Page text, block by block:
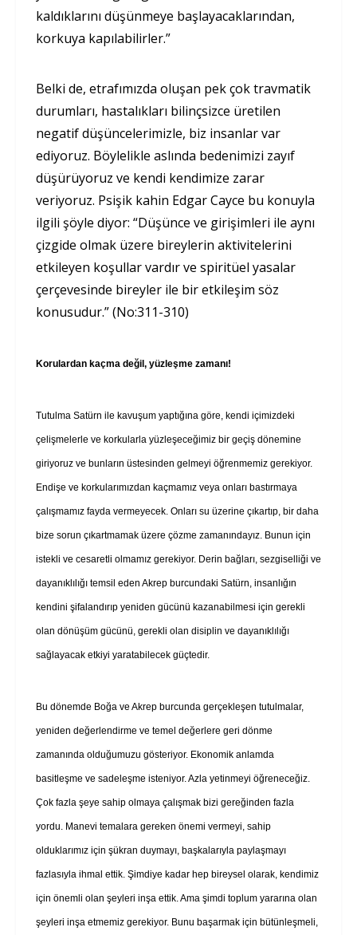
kaldıklarını düşünmeye başlayacaklarından,
korkuya kapılabilirler.”
Belki de, etrafımızda oluşan pek çok travmatik
durumları, hastalıkları bilinçsizce üretilen
negatif düşüncelerimizle, biz insanlar var
ediyoruz. Böylelikle aslında bedenimizi zayıf
düşürüyoruz ve kendi kendimize zarar
veriyoruz. Psişik kahin Edgar Cayce bu konuyla
ilgili şöyle diyor: “Düşünce ve girişimleri ile aynı
çizgide olmak üzere bireylerin aktivitelerini
etkileyen koşullar vardır ve spiritüel yasalar
çerçevesinde bireyler ile bir etkileşim söz
konusudur.” (No:311-310)
Korulardan kaçma değil, yüzleşme zamanı!
Tutulma Satürn ile kavuşum yaptığına göre, kendi içimizdeki
çelişmelerle ve korkularla yüzleşeceğimiz bir geçiş dönemine
giriyoruz ve bunların üstesinden gelmeyi öğrenmemiz gerekiyor.
Endişe ve korkularımızdan kaçmamız veya onları bastırmaya
çalışmamız fayda vermeyecek. Onları su üzerine çıkartıp, bir daha
bize sorun çıkartmamak üzere çözme zamanındayız. Bunun için
istekli ve cesaretli olmamız gerekiyor. Derin bağları, sezgiselliği ve
dayanıklılığı temsil eden Akrep burcundaki Satürn, insanlığın
kendini şifalandırıp yeniden gücünü kazanabilmesi için gerekli
olan dönüşüm gücünü, gerekli olan disiplin ve dayanıklılığı
sağlayacak etkiyi yaratabilecek güçtedir.
Bu dönemde Boğa ve Akrep burcunda gerçekleşen tutulmalar,
yeniden değerlendirme ve temel değerlere geri dönme
zamanında olduğumuzu gösteriyor. Ekonomik anlamda
basitleşme ve sadeleşme isteniyor. Azla yetinmeyi öğreneceğiz.
Çok fazla şeye sahip olmaya çalışmak bizi gereğinden fazla
yordu. Manevi temalara gereken önemi vermeyi, sahip
olduklarımız için şükran duymayı, başkalarıyla paylaşmayı
fazlasıyla ihmal ettik. Şimdiye kadar hep bireysel olarak, kendimiz
için önemli olan şeyleri inşa ettik. Ama şimdi toplum yararına olan
şeyleri inşa etmemiz gerekiyor. Bunu başarmak için bütünleşmeli,